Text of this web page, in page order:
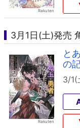
3月1日(土)発売
と
の
3/1(